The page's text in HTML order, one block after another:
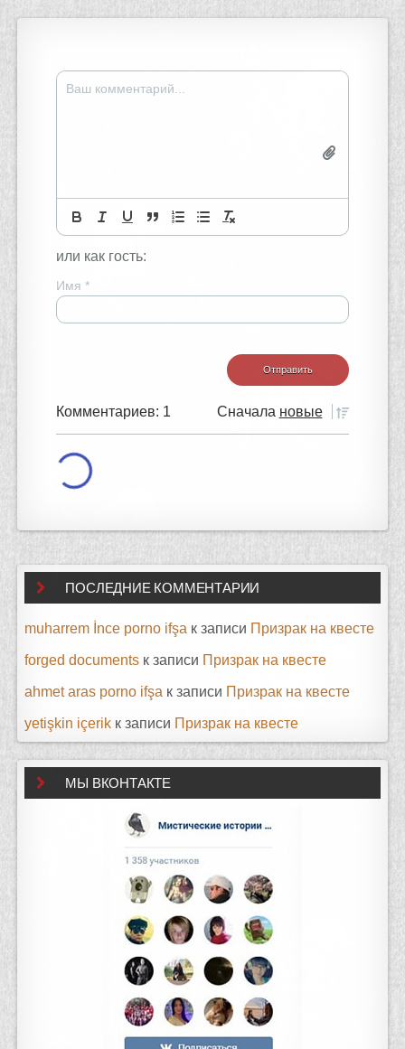
или как гость:
Имя *
Комментариев: 1 Сначала новые
ПОСЛЕДНИЕ КОММЕНТАРИИ
muharrem İnce porno ifşa к записи Призрак на квесте
forged documents к записи Призрак на квесте
ahmet aras porno ifşa к записи Призрак на квесте
yetişkin içerik к записи Призрак на квесте
МЫ ВКОНТАКТЕ